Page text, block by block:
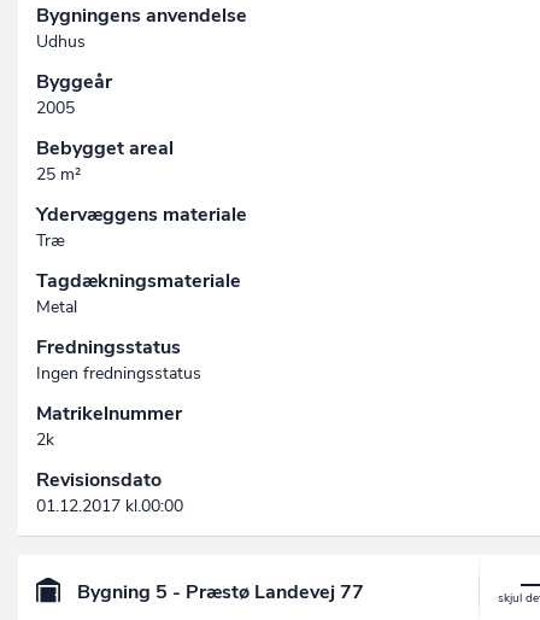
Bygningens anvendelse
Udhus
Byggeår
2005
Bebygget areal
25 m²
Ydervæggens materiale
Træ
Tagdækningsmateriale
Metal
Fredningsstatus
Ingen fredningsstatus
Matrikelnummer
2k
Revisionsdato
01.12.2017 kl.00:00
Bygning 5 - Præstø Landevej 77